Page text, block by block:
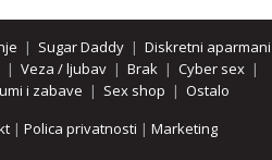
| Sugar Daddy| Diskretni aparmani
| Veza / ljubav | Brak | Cyber sex |
i zabave | Sex shop | Ostalo
| Polica privatnosti | Marketing